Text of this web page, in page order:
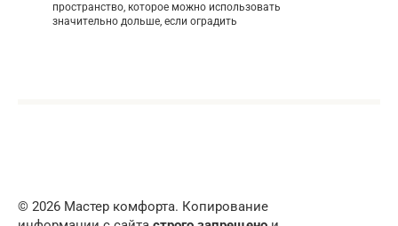
пространство, которое можно использовать
значительно дольше, если оградить
© 2026 Мастер комфорта. Копирование